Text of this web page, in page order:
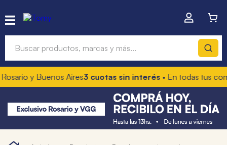
y Buenos Aires3 cuotas sin interés• En todas tus
Términos más buscados
1.
hot wheels
3